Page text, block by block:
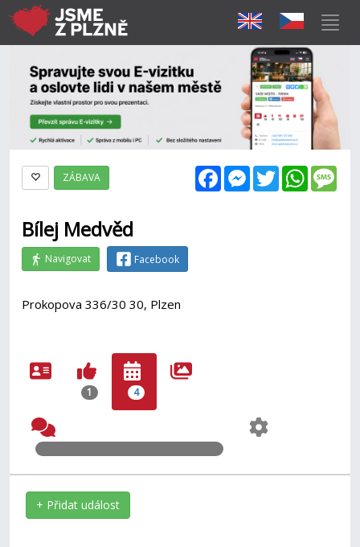
FacebookMessenger
Twitter
ZÁBAVA
Bílej Medvěd
Navigovat Facebook
Prokopova 336/30 30, Plzen
1 4
+ Přidat událost